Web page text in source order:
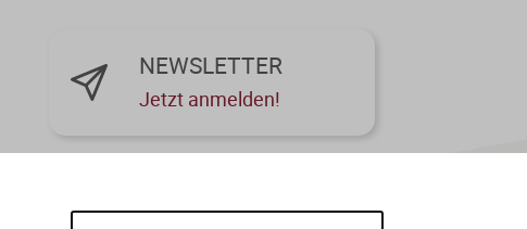
NEWSLETTER
Jetzt anmelden!